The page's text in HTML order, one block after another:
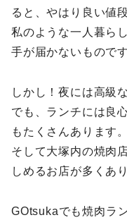
ると、やはり良い値
私のような一人暮ら
手が届かないものです
しかし！夜には高級
でも、ランチには良
もたくさんあります。
そして大塚内の焼肉
しめるお店が多くあ
GOtsukaでも焼肉ラ